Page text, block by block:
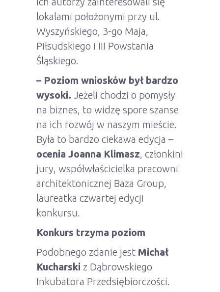
lokalami położonymi przy ul.
Wyszyńskiego, 3-go Maja,
Piłsudskiego i III Powstania
Śląskiego.
– Poziom wniosków był bardzo
wysoki. Jeżeli chodzi o pomysły
na biznes, to widzę spore szanse
na ich rozwój w naszym mieście.
Była to bardzo ciekawa edycja –
ocenia Joanna Klimasz, członkini
jury, współwłaścicielka pracowni
architektonicznej Baza Group,
laureatka czwartej edycji
konkursu.
Konkurs trzyma poziom
Podobnego zdanie jest Michał
Kucharski z Dąbrowskiego
Inkubatora Przedsiębiorczości.